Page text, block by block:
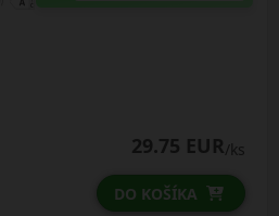
29.75 EUR/ks
DO KOŠÍKA